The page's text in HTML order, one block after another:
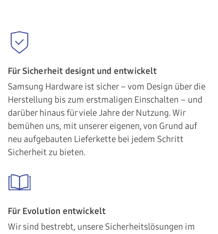
Für Sicherheit designt und entwickelt
Samsung Hardware ist sicher – vom Design über die
Herstellung bis zum erstmaligen Einschalten – und
darüber hinaus für viele Jahre der Nutzung. Wir
bemühen uns, mit unserer eigenen, von Grund auf
neu aufgebauten Lieferkette bei jedem Schritt
Sicherheit zu bieten.
Für Evolution entwickelt
Wir sind bestrebt, unsere Sicherheitslösungen im